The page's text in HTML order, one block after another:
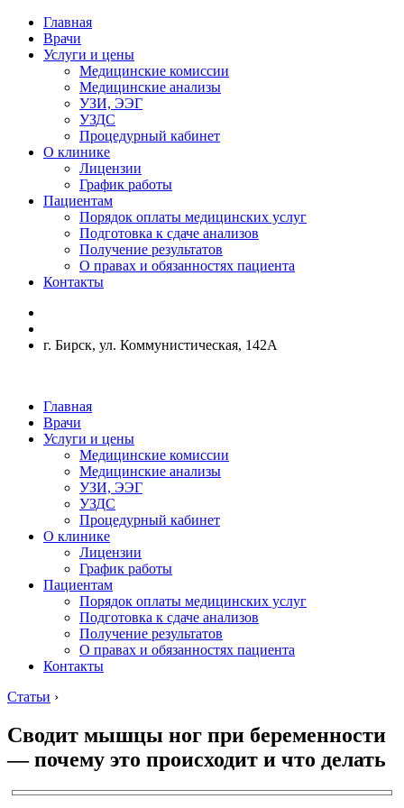
Главная
Врачи
Услуги и цены
Медицинские комиссии
Медицинские анализы
УЗИ, ЭЭГ
УЗДС
Процедурный кабинет
О клинике
Лицензии
График работы
Пациентам
Порядок оплаты медицинских услуг
Подготовка к сдаче анализов
Получение результатов
О правах и обязанностях пациента
Контакты
г. Бирск, ул. Коммунистическая, 142А
Главная
Врачи
Услуги и цены
Медицинские комиссии
Медицинские анализы
УЗИ, ЭЭГ
УЗДС
Процедурный кабинет
О клинике
Лицензии
График работы
Пациентам
Порядок оплаты медицинских услуг
Подготовка к сдаче анализов
Получение результатов
О правах и обязанностях пациента
Контакты
Статьи ›
Сводит мышцы ног при беременности
— почему это происходит и что делать